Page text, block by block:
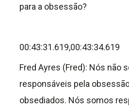
para a obsessão?
00:43:31.619,00:43:34.619
Fred Ayres (Fred): Nós não
responsáveis pela
obsediados. Nós somos